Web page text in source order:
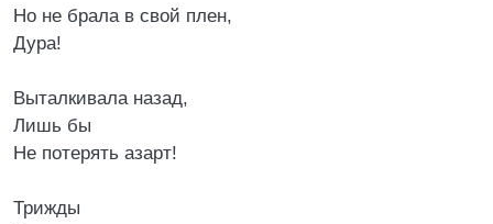
Но не брала в свой плен,
Дура!
Выталкивала назад,
Лишь бы
Не потерять азарт!
Трижды